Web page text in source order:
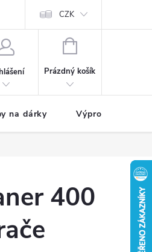
CZK
NÁKUPNÍ
Prázdný košík
na dárky Výprodej skladu
400